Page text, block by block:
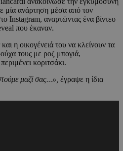
μία ανάρτηση μέσα από τον
Instagram, αναρτώντας ένα βίντεο
που έκαναν.
η οικογένειά του να κλείνουν τα
τους με ροζ μπογιά,
κοριτσάκι.
μαζί σας...», έγραψε η ίδια